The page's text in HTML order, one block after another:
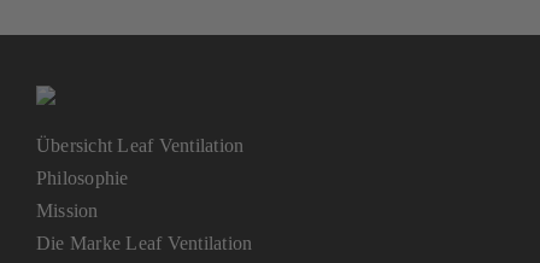
Übersicht Leaf Ventilation
Philosophie
Mission
Die Marke Leaf Ventilation